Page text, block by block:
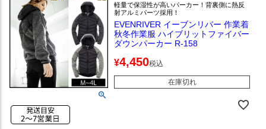
軽量で保湿性が高いパーカー！背裏側に熱反
射アルミパーツ採用！
EVENRIVER イーブンリバー 作業着
秋冬作業服 ハイブリットファイバー
ダウンパーカー R-158
¥4,450税込
在庫切れ